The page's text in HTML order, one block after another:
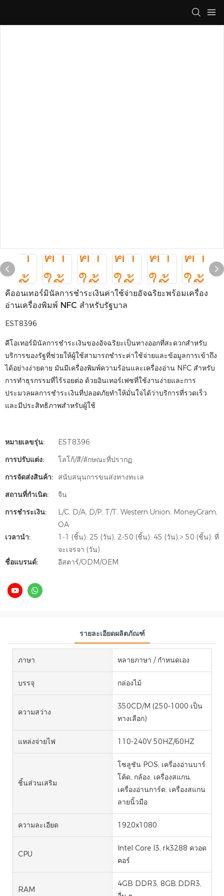
คีออนเทอร์มินัลการชำระเงินค่าใช้จ่ายอัจฉริยะพร้อมเครื่อง
อ่านเครื่องพิมพ์ NFC สำหรับรัฐบาล
EST8396
คีโอเทอร์มินัลการชำระเงินของอัจฉริยะเป็นทางออกที่สะดวกสำหรับ
บริการของรัฐที่ช่วยให้ผู้ใช้สามารถชำระค่าใช้จ่ายและข้อมูลการเข้าถึง
ได้อย่างง่ายดาย มันมีเครื่องพิมพ์ความร้อนและเครื่องอ่าน NFC สำหรับ
การทำธุรกรรมที่ไร้รอยต่อ ด้วยอินเทอร์เฟซที่ใช้งานง่ายและการ
ประมวลผลการชำระเงินที่ปลอดภัยทำให้มั่นใจได้ว่าบริการที่รวดเร็ว
และมีประสิทธิภาพสำหรับผู้ใช้
หมายเลขรุ่น:
EST8396
การปรับแต่ง:
โลโก้/สี/ลักษณะที่ปรากฏ
การจัดส่งสินค้า:
สนับสนุนการขนส่งทางทะเล
สถานที่กำเนิด:
จีน
การชำระเงิน:
L/C, D/A, D/P, T/T, Western Union, MoneyGram,
OA
เวลานำ:
1-1 (ชิ้น): 25 (วัน), 2-50 (ชิ้น): 45 (วัน),> 50 (ชิ้น): ที่
จะเจรจา (วัน)
ชื่อแบรนด์:
อีสตาร์/ODM/OEM
รายละเอียดผลิตภัณฑ์
ภาษา หลายภาษา / กำหนดเอง
บรรจุ กล่องไม้
ความสว่าง
350CD/M (250-1000 เป็น
ทางเลือก)
แหล่งจ่ายไฟ 110-240V 50HZ/60HZ
ชิ้นส่วนเสริม
โซลูชัน POS, เครื่องอ่านบาร์
โค้ด, กล้อง, เครื่องสแกน,
เครื่องอ่านการ์ด, เครื่องสแกน
ลายนิ้วมือ
ความละเอียด 1920x1080
CPU
Intel Core I3, rk3288 ควอด
คอร์
RAM
4GB DDR3, 8GB DDR3,